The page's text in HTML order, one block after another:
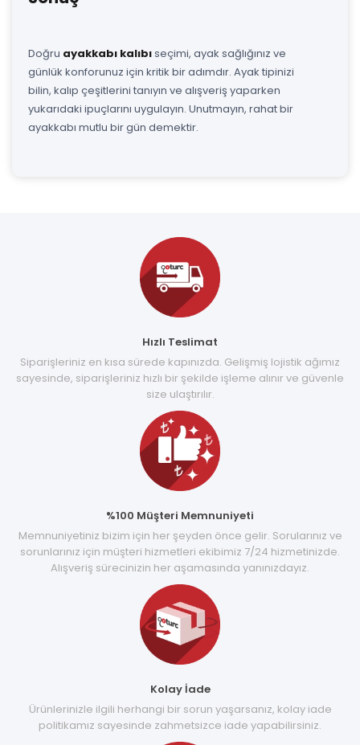
Doğru ayakkabı kalıbıseçimi, ayak sağlığınız ve
günlük konforunuz için kritik bir adımdır. Ayak tipinizi
bilin, kalıp çeşitlerini tanıyın ve alışveriş yaparken
yukarıdaki ipuçlarını uygulayın. Unutmayın, rahat bir
ayakkabı mutlu bir gün demektir.
Hızlı Teslimat
Siparişleriniz en kısa sürede kapınızda. Gelişmiş lojistik ağımız
sayesinde, siparişleriniz hızlı bir şekilde işleme alınır ve güvenle
size ulaştırılır.
%100 Müşteri Memnuniyeti
Memnuniyetiniz bizim için her şeyden önce gelir. Sorularınız ve
sorunlarınız için müşteri hizmetleri ekibimiz 7/24 hizmetinizde.
Alışveriş sürecinizin her aşamasında yanınızdayız.
Kolay İade
Ürünlerinizle ilgili herhangi bir sorun yaşarsanız, kolay iade
politikamız sayesinde zahmetsizce iade yapabilirsiniz.